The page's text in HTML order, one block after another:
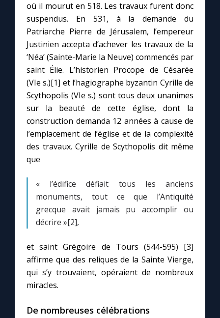
Une neuvaine
À la une
1000 Raisons de Croire
Chapelet pour le monde
Contact
Faire un don
Marie de Nazareth
où il mourut en 518. Les travaux furent donc
suspendus. En 531, à la demande du
Patriarche Pierre de Jérusalem, l’empereur
Justinien accepta d’achever les travaux de la
‘Néa’ (Sainte-Marie la Neuve) commencés par
saint Élie. L’historien Procope de Césarée
(VIe s.)[1] et l’hagiographe byzantin Cyrille de
Scythopolis (VIe s.) sont tous deux unanimes
sur la beauté de cette église, dont la
construction demanda 12 années à cause de
l’emplacement de l’église et de la complexité
des travaux. Cyrille de Scythopolis dit même
que
« l’édifice défiait tous les anciens
monuments, tout ce que l’Antiquité
grecque avait jamais pu accomplir ou
décrire »[2],
et saint Grégoire de Tours (544-595) [3]
affirme que des reliques de la Sainte Vierge,
qui s’y trouvaient, opéraient de nombreux
miracles.
De nombreuses célébrations